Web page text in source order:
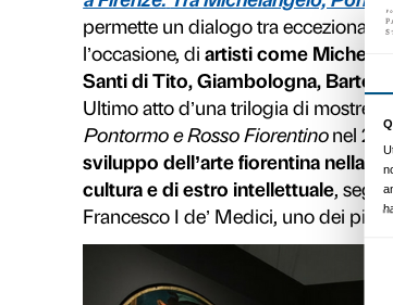
Domenica 21 gennaio
Palazzo Strozzi.
Radicali, due mostre